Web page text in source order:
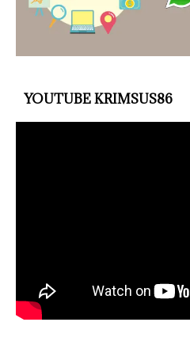
YOUTUBE KRIMSUS86